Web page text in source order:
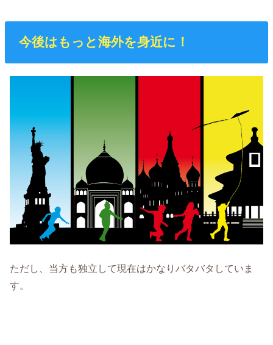
今後はもっと海外を身近に！
ただし、当方も独立して現在はかなりバタバタしていま
す。